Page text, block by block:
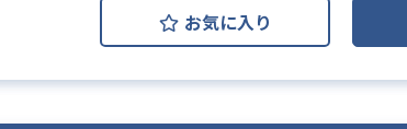
お気に入り